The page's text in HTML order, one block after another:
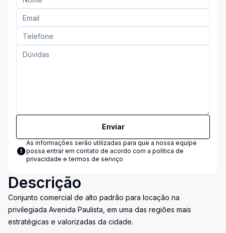
Enviar
As informações serão utilizadas para que a nossa equipe
possa entrar em contato de acordo com a política de
privacidade e termos de serviço
Descrição
Conjunto comercial de alto padrão para locação na
privilegiada Avenida Paulista, em uma das regiões mais
estratégicas e valorizadas da cidade.